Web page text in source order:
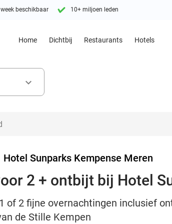
beschikbaar 10+ miljoen leden
Home Dichtbij Restaurants Hotels
keyboard_arrow_down
Hotel Sunparks Kempense Meren
2 + ontbijt bij Hotel
of 2 fijne overnachtingen inclusief
de Stille Kempen